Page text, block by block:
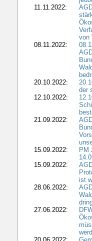
11.11.2022:
von
08.11.2022:
20.10.2022:
der
12.10.2022:
21.09.2022:
15.09.2022:
PM
15.09.2022:
ist
28.06.2022:
27.06.2022: